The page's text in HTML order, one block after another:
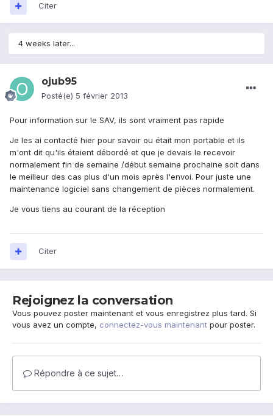
Citer
4 weeks later...
ojub95
Posté(e) 5 février 2013
Pour information sur le SAV, ils sont vraiment pas rapide
Je les ai contacté hier pour savoir ou était mon portable et ils
m'ont dit qu'ils étaient débordé et que je devais le recevoir
normalement fin de semaine /début semaine prochaine soit dans
le meilleur des cas plus d'un mois après l'envoi. Pour juste une
maintenance logiciel sans changement de pièces normalement.
Je vous tiens au courant de la réception
Citer
Rejoignez la conversation
Vous pouvez poster maintenant et vous enregistrez plus tard. Si
vous avez un compte, connectez-vous maintenant pour poster.
Répondre à ce sujet…